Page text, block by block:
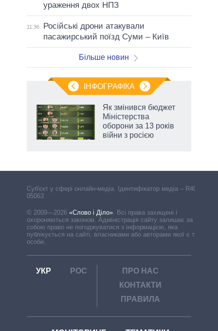
ураження двох НПЗ
11:36
Російські дрони атакували
пасажирський поїзд Суми – Київ
Більше новин
ІНФОГРАФІКА
Як змінився бюджет
Міністерства
оборони за 13 років
війни з росією
Cуб'єкт у сфері онлайн-медіа. Ідентифікатор медіа – R40-
05063
© 2009—2026 «Слово і Діло». Всі права захищені і
охороняються законом. Адміністрація сайту залишає за
собою право не погоджуватися з інформацією, яка
публікується на сайті, власниками або авторами якої є треті
особи.
УКР РОС
ПРО НАС
КОНТАКТИ
ПРАВИЛА